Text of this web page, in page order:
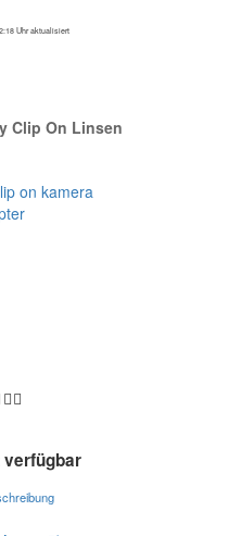
Uhr aktualisiert
Clip On Linsen